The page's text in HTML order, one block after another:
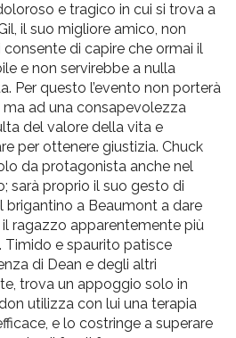
e tragico in cui si trova a
il suo migliore amico, non
di capire che ormai il
e non servirebbe a nulla
Per questo l’evento non porterà
ma ad una consapevolezza
del valore della vita e
per ottenere giustizia. Chuck
da protagonista anche nel
sarà proprio il suo gesto di
brigantino a Beaumont a dare
il ragazzo apparentemente più
Timido e spaurito patisce
di Dean e degli altri
trova un appoggio solo in
utilizza con lui una terapia
e lo costringe a superare